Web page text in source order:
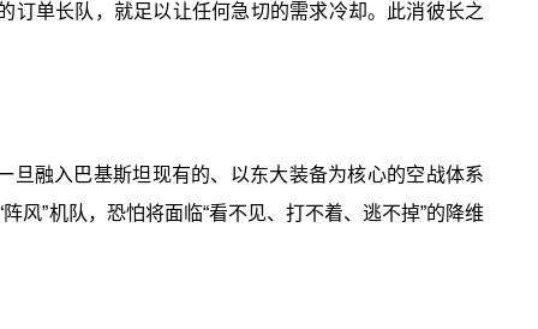
单长队，就足以让任何急切的需求冷却。此消彼长之
融入巴基斯坦现有的、以东大装备为核心的空战体系
”机队，恐怕将面临“看不见、打不着、逃不掉”的降维